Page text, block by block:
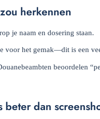
herkennen
je naam en dosering staan.
voor het gemak—dit is een
beoordelen
dan